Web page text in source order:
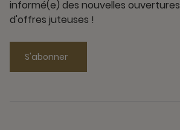
informé(e) des nouvelles
d'offres juteuses !
S'abonner